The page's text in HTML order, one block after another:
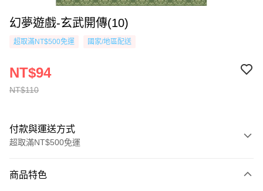
幻夢遊戲-玄武開傳(10)
超取滿NT$500免運 國家/地區配送
NT$110
NT$94
付款與運送方式
超取滿NT$500免運
信用卡一次付款
商品特色